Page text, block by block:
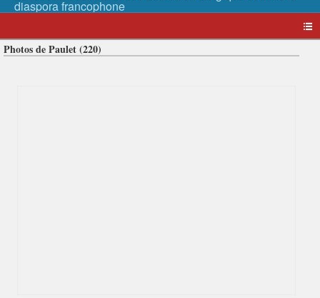
Photos de Paulet (220)